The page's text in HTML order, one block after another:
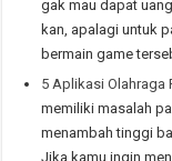
gak mau dapat
kan, apalagi untuk
bermain game
5 Aplikasi Olahraga
memiliki masalah
menambah tinggi
Jika kamu ingin